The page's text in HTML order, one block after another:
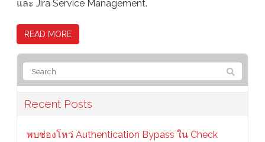
และ Jira Service Management.
READ MORE
Recent Posts
พบช่องโหว่ Authentication Bypass ใน Check